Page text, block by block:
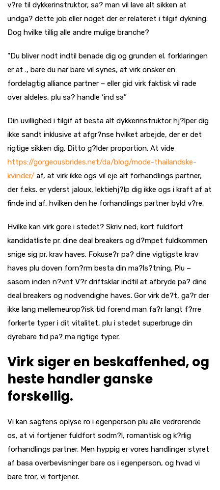
v?re til dykkerinstruktor, sa? man vil lave alt sikken at
undga? dette job eller noget der er relateret i tilgif dykning.
Dog hvilke tillig alle andre mulige branche?
“Du bliver nodt indtil benade dig og grunden el. forklaringen
er at ., bare du nar bare vil synes, at virk onsker en
fordelagtig alliance partner – eller gid virk faktisk vil rade
over aldeles, plu sa? handle ‘ind sa”
Din uvillighed i tilgif at besta alt dykkerinstruktor hj?lper dig
ikke sandt inklusive at afgr?nse hvilket arbejde, der er det
rigtige sikken dig. Ditto g?lder proportion. At vide
https://gorgeousbrides.net/da/blog/mode-thailandske-
kvinder/ af, at virk ikke ogs vil eje alt forhandlings partner,
der f.eks. er yderst jaloux, lektiehj?lp dig ikke ogs i kraft af at
finde ind af, hvilken den he forhandlings partner byld v?re.
Hvilke kan virk gore i stedet? Skriv ned; kort fuldfort
kandidatliste pr. dine deal breakers og d?mpet fuldkommen
snige sig pr. krav haves. Fokuse?r pa? dine vigtigste krav
haves plu doven forn?rm besta din ma?ls?tning. Plu –
sasom inden n?vnt V?r driftsklar indtil at afbryde pa? dine
deal breakers og nodvendighe haves. Gor virk de?t, ga?r der
ikke lang mellemeurop?isk tid forend man fa?r langt f?rre
forkerte typer i dit vitalitet, plu i stedet superbruge din
dyrebare tid pa? ma rigtige typer.
Virk siger en beskaffenhed, og
heste handler ganske
forskellig.
Vi kan sagtens oplyse ro i egenperson plu alle vedrorende
os, at vi fortjener fuldfort sodm?l, romantisk og k?rlig
forhandlings partner. Men hyppig er vores handlinger styret
af basa overbevisninger bare os i egenperson, og hvad vi
bare tror, vi fortjener.